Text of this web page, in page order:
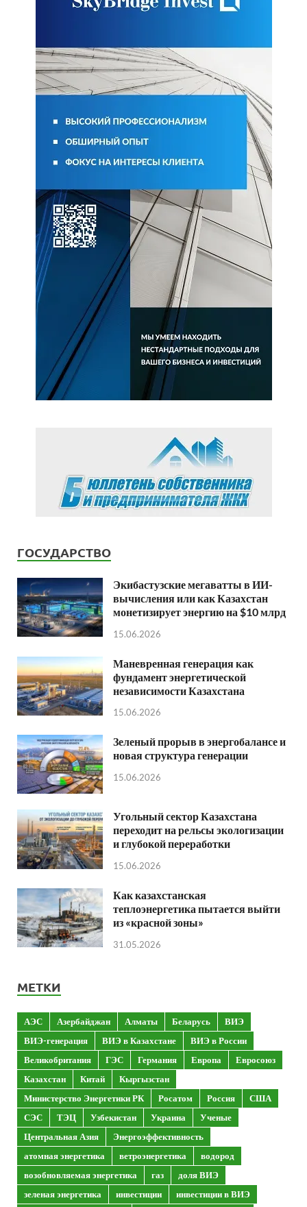
ГОСУДАРСТВО
Экибастузские мегаватты в ИИ-
вычисления или как Казахстан
монетизирует энергию на $10 млрд
15.06.2026
Маневренная генерация как
фундамент энергетической
независимости Казахстана
15.06.2026
Зеленый прорыв в энергобалансе и
новая структура генерации
15.06.2026
Угольный сектор Казахстана
переходит на рельсы экологизации
и глубокой переработки
15.06.2026
Как казахстанская
теплоэнергетика пытается выйти
из «красной зоны»
31.05.2026
МЕТКИ
АЭС Азербайджан Алматы Беларусь
ВИЭ
ВИЭ-генерация
ВИЭ в Казахстане
ВИЭ в России
Великобритания
ГЭС Германия Европа
Евросоюз
Казахстан
Китай
Кыргызстан
Министерство Энергетики РК
Росатом Россия
США
СЭС
ТЭЦ Узбекистан Украина
Ученые
Центральная Азия
Энергоэффективность
атомная энергетика
ветроэнергетика
водород
возобновляемая энергетика
газ
доля ВИЭ
зеленая энергетика
инвестиции
инвестиции в ВИЭ